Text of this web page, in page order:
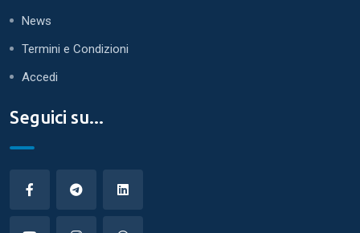
News
Termini e Condizioni
Accedi
Seguici su...